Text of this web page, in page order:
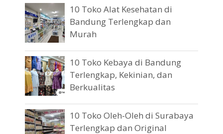
10 Toko Alat Kesehatan di
Bandung Terlengkap dan
Murah
10 Toko Kebaya di Bandung
Terlengkap, Kekinian, dan
Berkualitas
10 Toko Oleh-Oleh di Surabaya
Terlengkap dan Original